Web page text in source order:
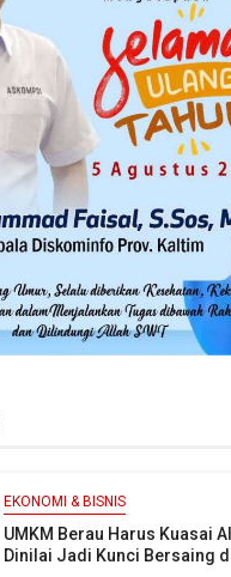
EKONOMI & BISNIS
UMKM Berau Harus Kuasai
Dinilai Jadi Kunci Bersaing